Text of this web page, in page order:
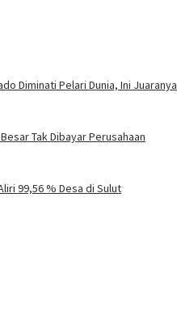
Diminati Pelari Dunia, Ini Juaranya
Tak Dibayar Perusahaan
99,56 % Desa di Sulut